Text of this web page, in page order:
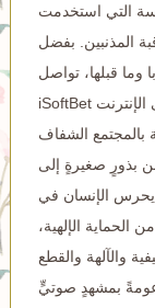
التي استخدمت
المذنبين. بفضل
وما قبلها، تواصل
بالمجتمع الشفاف
بذورٍ صغيرةٍ إلى
يحرس الإنسان في
الحماية الإلهية،
والآلهة والقطع
بمشهدٍ صوتيٍّ